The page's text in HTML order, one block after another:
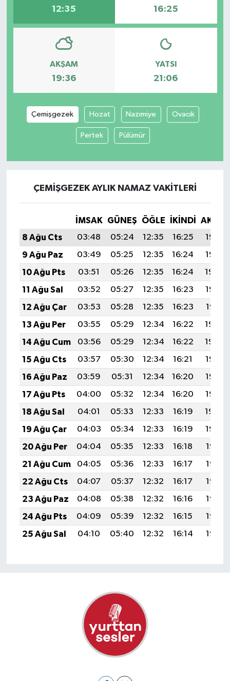
12:35 16:25
AKŞAM
19:36
YATSI
21:06
Çemişgezek Hozat Nazımiye Ovacık
Pertek Pülümür
ÇEMIŞGEZEK AYLIK NAMAZ VAKITLERI
İMSAK GÜNEŞ ÖĞLE İKINDI
8 Ağu Cts
03:48 05:24 12:35 16:25
19:36
9 Ağu Paz
03:49 05:25 12:35 16:24
19:35
10 Ağu Pts
03:51 05:26 12:35 16:24
19:34
11 Ağu Sal
03:52 05:27 12:35 16:23
19:33
12 Ağu Çar
03:53 05:28 12:35 16:23
19:31
13 Ağu Per
03:55 05:29 12:34 16:22
19:30
14 Ağu Cum
03:56 05:29 12:34 16:22
19:29
15 Ağu Cts
03:57 05:30 12:34 16:21
19:28
16 Ağu Paz
03:59 05:31 12:34 16:20
19:26
17 Ağu Pts
04:00 05:32 12:34 16:20
19:25
18 Ağu Sal
04:01 05:33 12:33 16:19
19:24
19 Ağu Çar
04:03 05:34 12:33 16:19
19:22
20 Ağu Per
04:04 05:35 12:33 16:18
19:21
21 Ağu Cum
04:05 05:36 12:33 16:17
19:19
22 Ağu Cts
04:07 05:37 12:32 16:17
19:18
23 Ağu Paz
04:08 05:38 12:32 16:16
19:17
24 Ağu Pts
04:09 05:39 12:32 16:15
19:15
25 Ağu Sal
04:10 05:40 12:32 16:14 19:14